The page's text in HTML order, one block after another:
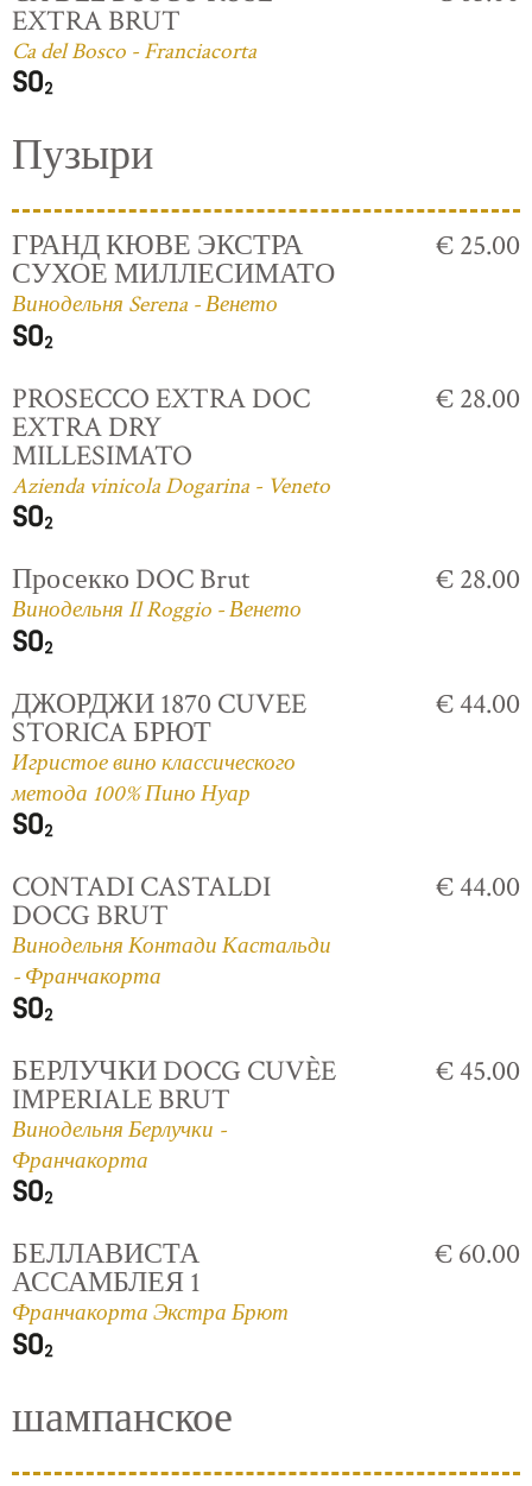
EXTRA BRUT
Ca del Bosco - Franciacorta
Пузыри
ГРАНД КЮВЕ ЭКСТРА
СУХОЕ МИЛЛЕСИМАТО
Винодельня Serena - Венето
€ 25.00
PROSECCO EXTRA DOC
EXTRA DRY
MILLESIMATO
Azienda vinicola Dogarina - Veneto
€ 28.00
Просекко DOC Brut
Винодельня Il Roggio - Венето
€ 28.00
ДЖОРДЖИ 1870 CUVEE
STORICA БРЮТ
Игристое вино классического
метода 100% Пино Нуар
€ 44.00
CONTADI CASTALDI
DOCG BRUT
Винодельня Контади Кастальди
- Франчакорта
€ 44.00
БЕРЛУЧКИ DOCG CUVÈE
IMPERIALE BRUT
Винодельня Берлучки -
Франчакорта
€ 45.00
БЕЛЛАВИСТА
АССАМБЛЕЯ 1
Франчакорта Экстра Брют
€ 60.00
шампанское